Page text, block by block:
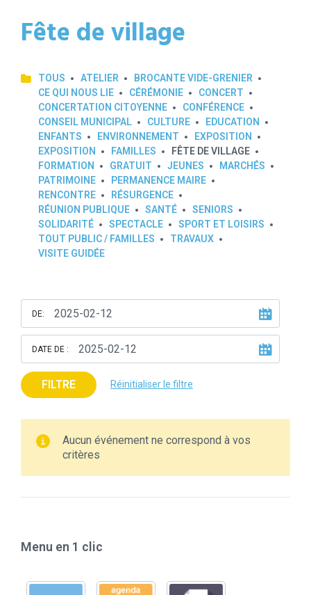
Fête de village
TOUS ATELIER
BROCANTE VIDE-GRENIER
CE QUI NOUS LIE
CÉRÉMONIE
CONCERT
CONCERTATION CITOYENNE
CONFÉRENCE
CONSEIL MUNICIPAL
CULTURE
EDUCATION
ENFANTS
ENVIRONNEMENT
EXPOSITION
EXPOSITION
FAMILLES
FÊTE DE VILLAGE
FORMATION
GRATUIT JEUNES
MARCHÉS
PATRIMOINE
PERMANENCE MAIRE
RENCONTRE
RÉSURGENCE
RÉUNION PUBLIQUE
SANTÉ
SENIORS
SOLIDARITÉ
SPECTACLE
SPORT ET LOISIRS
TOUT PUBLIC / FAMILLES
TRAVAUX
VISITE GUIDÉE
DE:
DATE DE :
FILTRE Réinitialiser le filtre
Aucun événement ne correspond à vos
critères
Menu en 1 clic